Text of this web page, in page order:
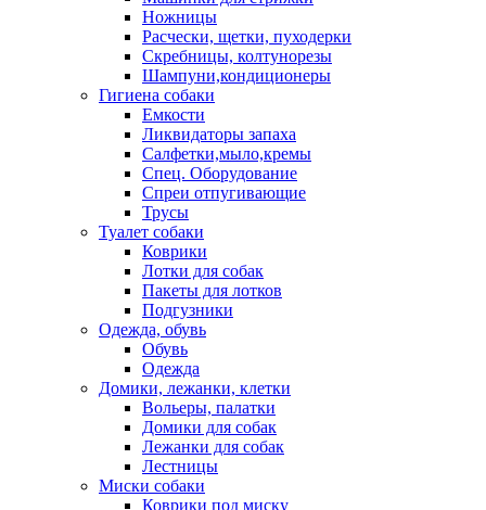
Ножницы
Расчески, щетки, пуходерки
Скребницы, колтунорезы
Шампуни,кондиционеры
Гигиена собаки
Емкости
Ликвидаторы запаха
Салфетки,мыло,кремы
Спец. Оборудование
Спреи отпугивающие
Трусы
Туалет собаки
Коврики
Лотки для собак
Пакеты для лотков
Подгузники
Одежда, обувь
Обувь
Одежда
Домики, лежанки, клетки
Вольеры, палатки
Домики для собак
Лежанки для собак
Лестницы
Миски собаки
Коврики под миску